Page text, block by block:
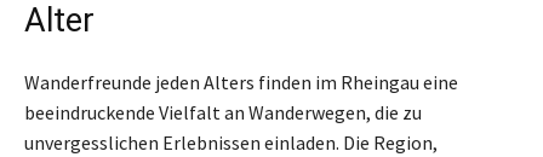
Alter
Wanderfreunde jeden Alters finden im Rheingau eine
beeindruckende Vielfalt an Wanderwegen, die zu
unvergesslichen Erlebnissen einladen. Die Region,